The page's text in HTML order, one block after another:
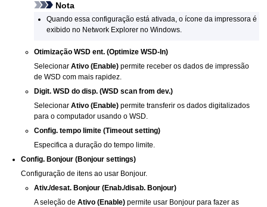
Nota
Quando essa configuração está ativada, o ícone daimpressora é
exibido no Network Explorer noWindows.
Otimização WSD ent. (Optimize WSD-In)
Selecionar Ativo (Enable)permite receber os dados de impressão
de WSD com mais rapidez.
Digit. WSD do disp. (WSD scan from dev.)
Selecionar Ativo (Enable)permite transferir os dados digitalizados
para o computador usando o WSD.
Config. tempo limite (Timeout setting)
Especifica a duração do tempo limite.
Config. Bonjour (Bonjour settings)
Configuração de itens ao usar Bonjour.
Ativ./desat. Bonjour (Enab./disab. Bonjour)
A seleção de Ativo (Enable)permite usar Bonjourpara fazer as